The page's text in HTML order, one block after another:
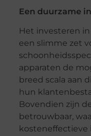
Een duurzame
Het investeren
een slimme zet
apparaten de
breed scala aan
hun
Bovendien zijn
betrouwbaar,
kosteneffectieve